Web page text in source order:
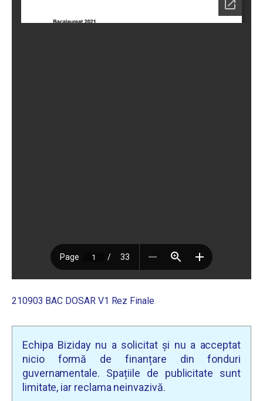
210903 BAC DOSAR V1 Rez Finale
Echipa Biziday nu a solicitat și nu a acceptat
nicio formă de finanțare din fonduri
guvernamentale. Spațiile de publicitate sunt
limitate, iar reclama neinvazivă.